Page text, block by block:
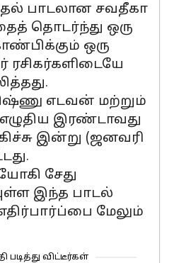
பாடலான சவதீகா
தொடர்ந்து ஒரு
ஒரு
ரசிகர்களிடையே
எடவன் மற்றும்
இரண்டாவது
இன்று (ஜனவரி
சேது
இந்த பாடல்
மேலும்
படித்து விட்டீர்கள்